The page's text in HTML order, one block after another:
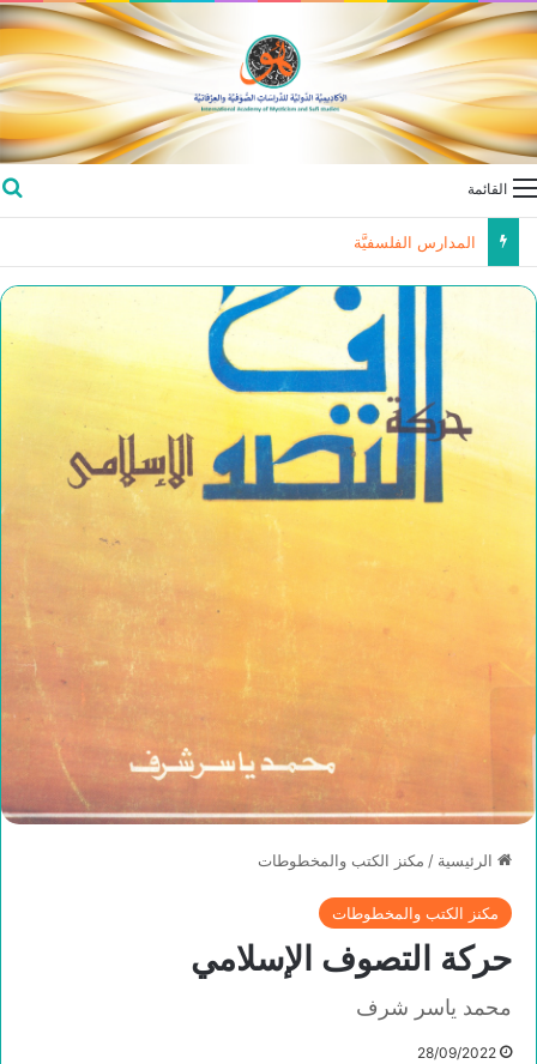
القائمة
المدارس الفلسفيَّة
الرئيسية / مكنز الكتب والمخطوطات
مكنز الكتب والمخطوطات
حركة التصوف الإسلامي
محمد ياسر شرف
28/09/2022